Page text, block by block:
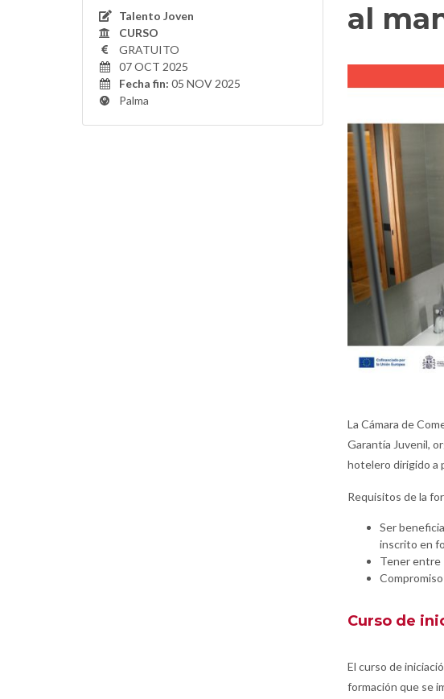
Talento Joven
CURSO
GRATUITO
07 OCT 2025
Fecha fin: 05 NOV 2025
Palma
al
La Cámara de
Garantía Juvenil,
hotelero dirigido a
Requisitos de la
Ser
inscrito en
Tener entre
Curso de
El curso de
formación que se